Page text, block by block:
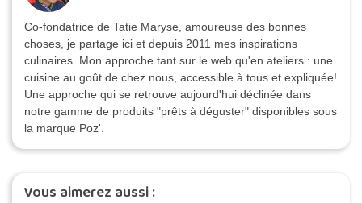
Co-fondatrice de Tatie Maryse, amoureuse des bonnes
choses, je partage ici et depuis 2011 mes inspirations
culinaires. Mon approche tant sur le web qu'en ateliers : une
cuisine au goût de chez nous, accessible à tous et expliquée!
Une approche qui se retrouve aujourd'hui déclinée dans
notre gamme de produits "prêts à déguster" disponibles sous
la marque Poz'.
Vous aimerez aussi :